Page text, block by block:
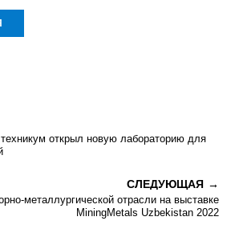
открыл новую лабораторию для
СЛЕДУЮЩАЯ
металлургической отрасли на выставке
MiningMetals Uzbekistan 2022